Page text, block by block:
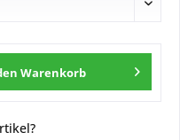
Warenkorb